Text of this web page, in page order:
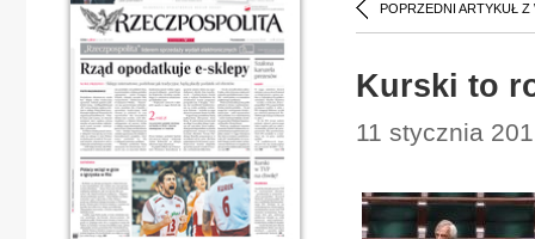
POPRZEDNI ARTYKUŁ Z
Kurski to
11 stycznia